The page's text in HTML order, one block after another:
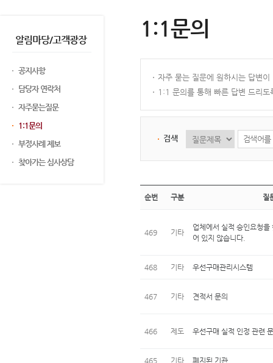
알림마당/고객광장
공지사항
담당자 연락처
자주묻는질문
1:1문의
부정사례 제보
찾아가는 심사상담
1:1문의
자주 묻는 질문에 원하시는 답변
1:1 문의를 통해 빠른 답변 드리도
검색
순번 구분 질
469 기타
업체에서 실적 승인요청
어 있지 않습니다.
468 기타 우선구매관리시스템
467 기타 견적서 문의
466 제도 우선구매 실적 인정 관련
465 기타 폐지된 기관